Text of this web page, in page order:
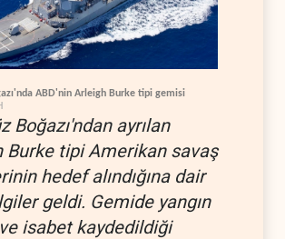
ABD'nin Arleigh Burke tipi gemisi
Boğazı'ndan ayrılan
Burke tipi Amerikan savaş
hedef alındığına dair
geldi. Gemide yangın
ve isabet kaydedildiği